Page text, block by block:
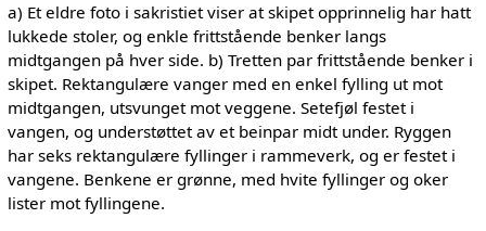
a) Et eldre foto i sakristiet viser at skipet opprinnelig har hatt
lukkede stoler, og enkle frittstående benker langs
midtgangen på hver side. b) Tretten par frittstående benker i
skipet. Rektangulære vanger med en enkel fylling ut mot
midtgangen, utsvunget mot veggene. Setefjøl festet i
vangen, og understøttet av et beinpar midt under. Ryggen
har seks rektangulære fyllinger i rammeverk, og er festet i
vangene. Benkene er grønne, med hvite fyllinger og oker
lister mot fyllingene.